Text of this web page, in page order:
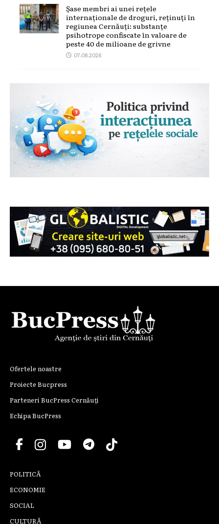
Șase membri ai unei rețele
internaționale de droguri, reținuți în
regiunea Cernăuți: substanțe
psihotrope confiscate în valoare de
peste 40 de milioane de grivne
07.08.2026
Ofertele noastre
Proiecte Bucpress
Parteneri BucPress Cernăuți
Echipa BucPress
POLITICĂ
ECONOMIE
SOCIAL
CULTURĂ